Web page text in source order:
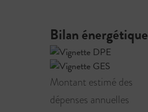
Bilan énergétique
Montant estimé des
dépenses annuelles